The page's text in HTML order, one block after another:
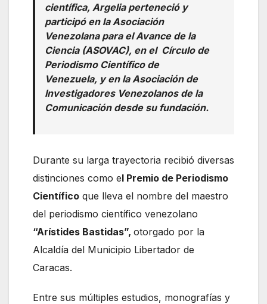
científica, Argelia perteneció y
participó en la Asociación
Venezolana para el Avance de la
Ciencia (ASOVAC), en el Círculo de
Periodismo Científico de
Venezuela, y en la Asociación de
Investigadores Venezolanos de la
Comunicación desde su fundación.
Durante su larga trayectoria recibió diversas
distinciones como el Premio de Periodismo
Científico que lleva el nombre del maestro
del periodismo científico venezolano
“Arístides Bastidas”, otorgado por la
Alcaldía del Municipio Libertador de
Caracas.
Entre sus múltiples estudios, monografías y